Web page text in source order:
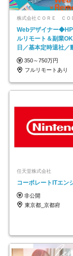
株式会社ＣＯＲＥ ＣＯ
Webデザイナー
ルリモート＆副業
日／基本定時退社／
350～750万円
フルリモートあり
任天堂株式会社
コーポレートITエン
非公開
東京都_京都府